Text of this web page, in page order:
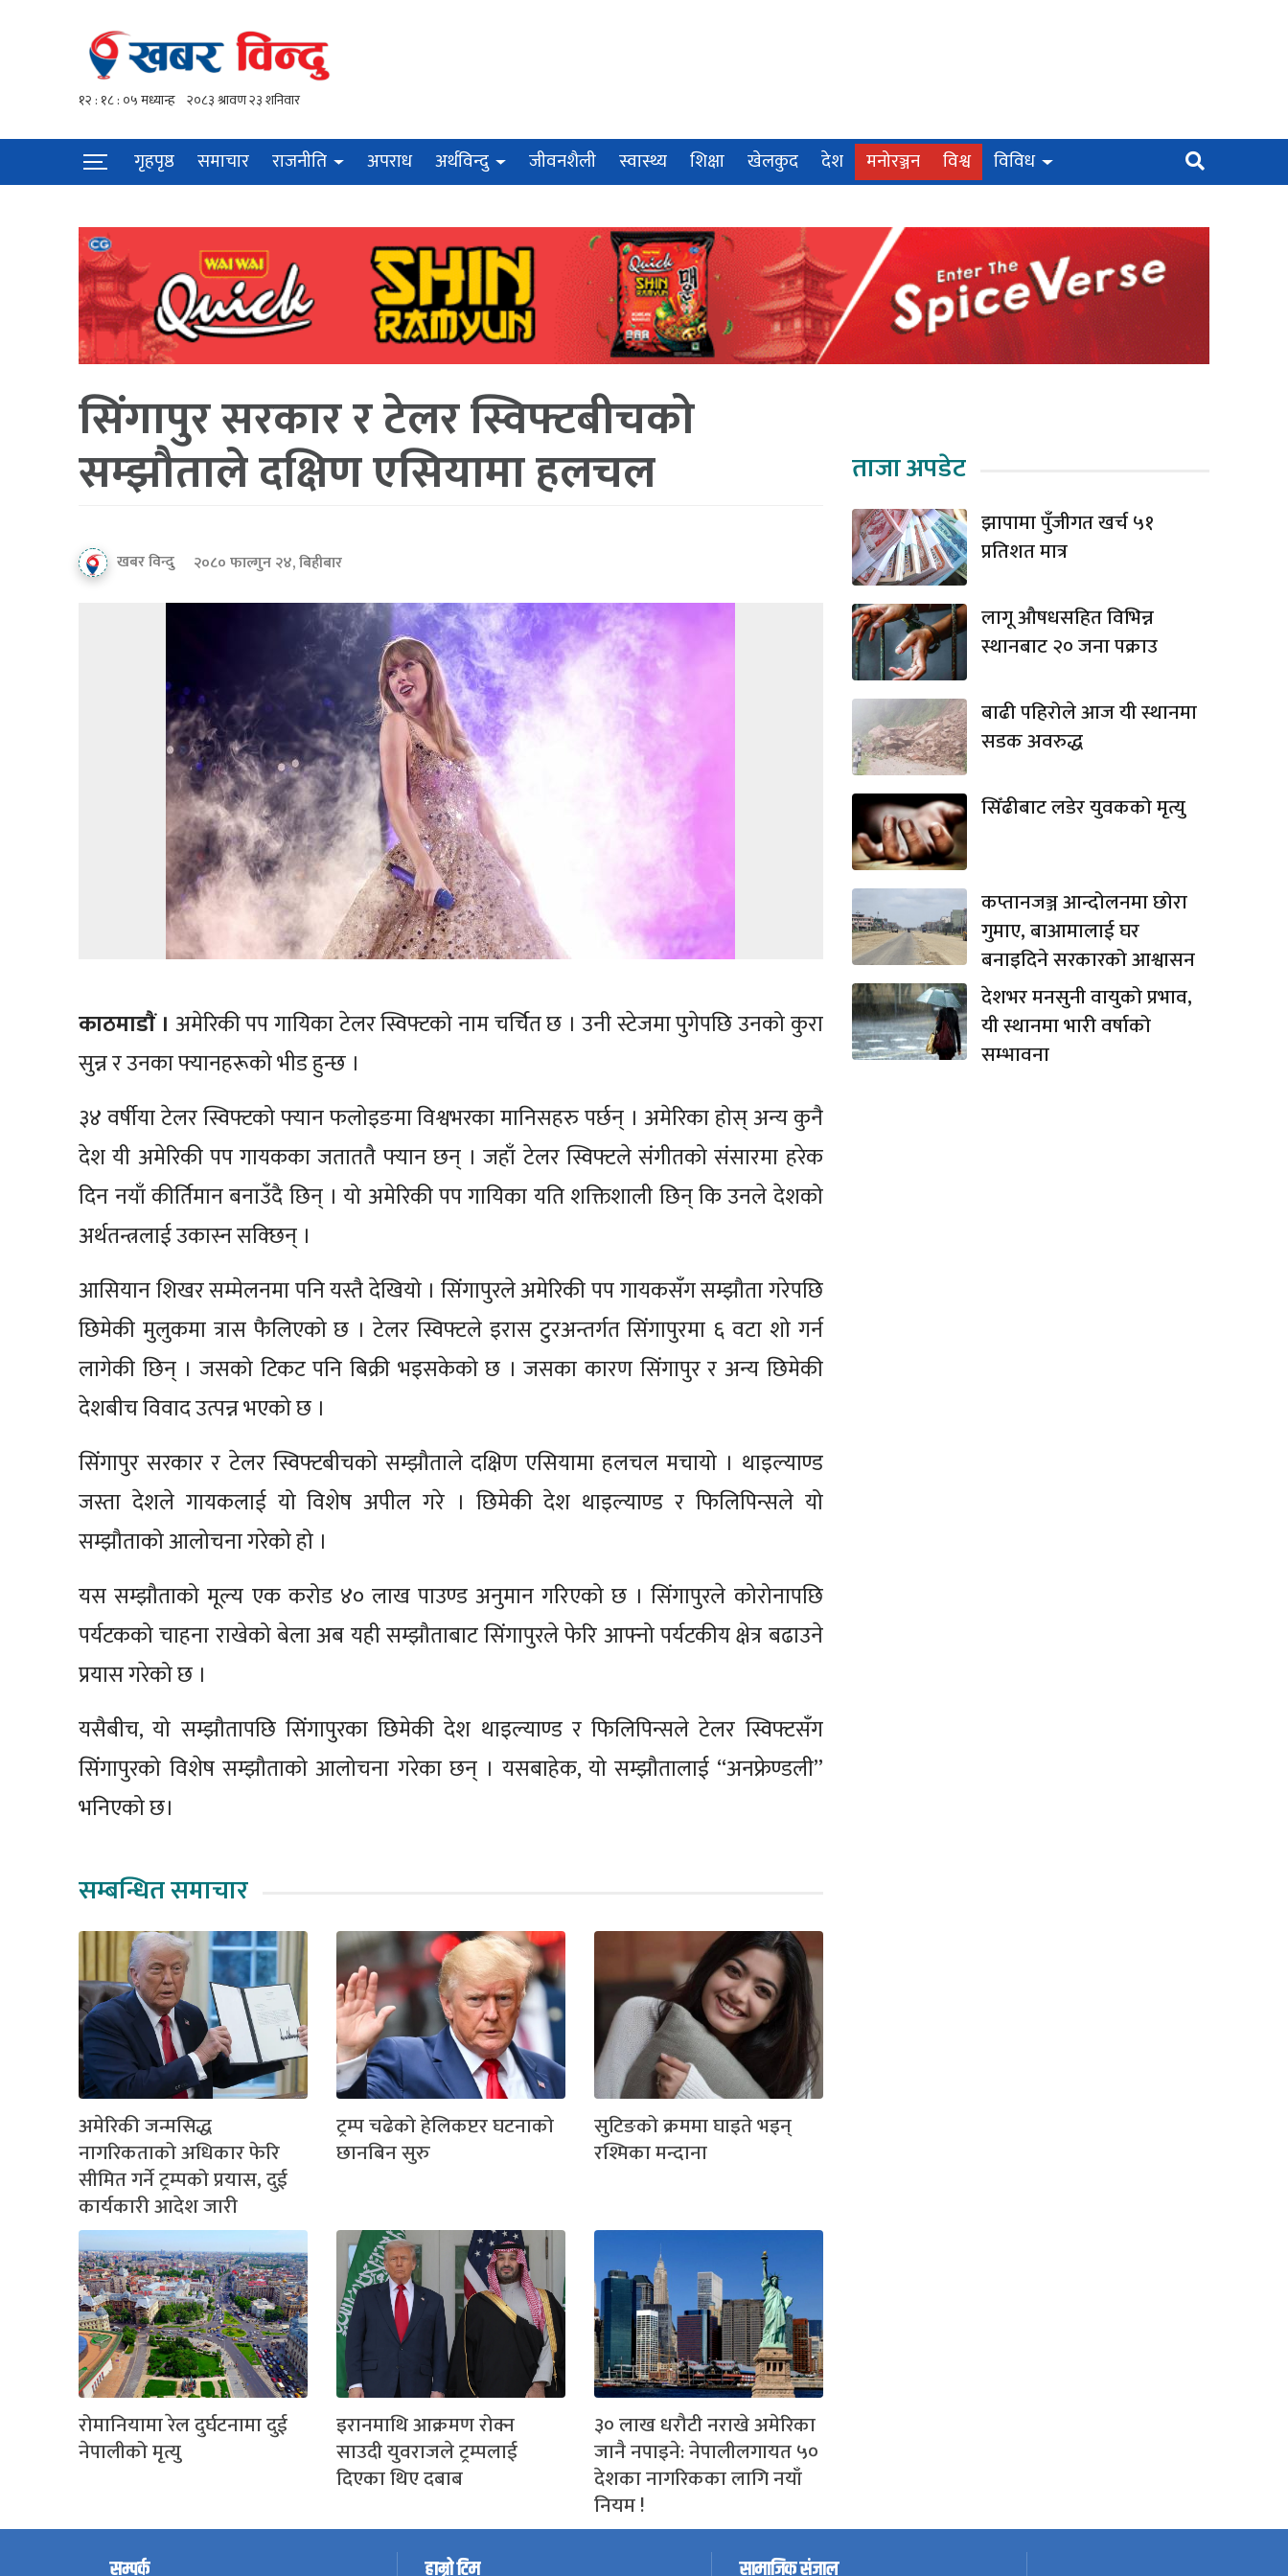
गृहपृष्ठ समाचार राजनीति अपराध अर्थविन्दु जीवनशैली स्वास्थ्य शिक्षा खेलकुद देश मनोरञ्जन विश्व विविध
सिंगापुर सरकार र टेलर स्विफ्टबीचको
सम्झौताले दक्षिण एसियामा हलचल
खबर विन्दु २०८० फाल्गुन २४, बिहीबार
काठमाडाैं । अमेरिकी पप गायिका टेलर स्विफ्टको नाम चर्चित छ । उनी स्टेजमा पुगेपछि उनको कुरा
सुन्न र उनका फ्यानहरूको भीड हुन्छ ।
३४ वर्षीया टेलर स्विफ्टको फ्यान फलोइङमा विश्वभरका मानिसहरु पर्छन् । अमेरिका होस् अन्य कुनै
देश यी अमेरिकी पप गायकका जताततै फ्यान छन् । जहाँ टेलर स्विफ्टले संगीतको संसारमा हरेक
दिन नयाँ कीर्तिमान बनाउँदै छिन् । यो अमेरिकी पप गायिका यति शक्तिशाली छिन् कि उनले देशको
अर्थतन्त्रलाई उकास्न सक्छिन् ।
आसियान शिखर सम्मेलनमा पनि यस्तै देखियो । सिंगापुरले अमेरिकी पप गायकसँग सम्झौता गरेपछि
छिमेकी मुलुकमा त्रास फैलिएको छ । टेलर स्विफ्टले इरास टुरअन्तर्गत सिंगापुरमा ६ वटा शो गर्न
लागेकी छिन् । जसको टिकट पनि बिक्री भइसकेको छ । जसका कारण सिंगापुर र अन्य छिमेकी
देशबीच विवाद उत्पन्न भएको छ ।
सिंगापुर सरकार र टेलर स्विफ्टबीचको सम्झौताले दक्षिण एसियामा हलचल मचायो । थाइल्याण्ड
जस्ता देशले गायकलाई यो विशेष अपील गरे । छिमेकी देश थाइल्याण्ड र फिलिपिन्सले यो
सम्झौताको आलोचना गरेको हो ।
यस सम्झौताको मूल्य एक करोड ४० लाख पाउण्ड अनुमान गरिएको छ । सिंगापुरले कोरोनापछि
पर्यटकको चाहना राखेको बेला अब यही सम्झौताबाट सिंगापुरले फेरि आफ्नो पर्यटकीय क्षेत्र बढाउने
प्रयास गरेको छ ।
यसैबीच, यो सम्झौतापछि सिंगापुरका छिमेकी देश थाइल्याण्ड र फिलिपिन्सले टेलर स्विफ्टसँग
सिंगापुरको विशेष सम्झौताको आलोचना गरेका छन् । यसबाहेक, यो सम्झौतालाई “अनफ्रेण्डली”
भनिएको छ।
सम्बन्धित समाचार
अमेरिकी जन्मसिद्ध
नागरिकताको अधिकार फेरि
सीमित गर्ने ट्रम्पको प्रयास, दुई
कार्यकारी आदेश जारी
ट्रम्प चढेको हेलिकप्टर घटनाको
छानबिन सुरु
सुटिङको क्रममा घाइते भइन्
रश्मिका मन्दाना
रोमानियामा रेल दुर्घटनामा दुई
नेपालीको मृत्यु
इरानमाथि आक्रमण रोक्न
साउदी युवराजले ट्रम्पलाई
दिएका थिए दबाब
३० लाख धरौटी नराखे अमेरिका
जानै नपाइने: नेपालीलगायत ५०
देशका नागरिकका लागि नयाँ
नियम !
ताजा अपडेट
झापामा पुँजीगत खर्च ५१
प्रतिशत मात्र
लागू औषधसहित विभिन्न
स्थानबाट २० जना पक्राउ
बाढी पहिरोले आज यी स्थानमा
सडक अवरुद्ध
सिँढीबाट लडेर युवकको मृत्यु
कप्तानजञ्ज आन्दोलनमा छोरा
गुमाए, बाआमालाई घर
बनाइदिने सरकारको आश्वासन
देशभर मनसुनी वायुको प्रभाव,
यी स्थानमा भारी वर्षाको
सम्भावना